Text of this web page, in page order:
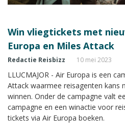
Win vliegtickets met
Europa en Miles Attack
Redactie Reisbizz 10 mei 2023
LLUCMAJOR - Air Europa is een
Attack waarmee reisagenten kans
winnen. Onder de campagne valt
campagne en een winactie voor
tickets via Air Europa boeken.